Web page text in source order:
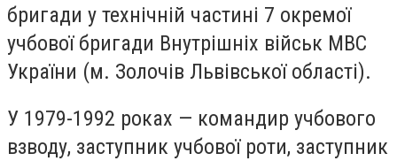
бригади у технічній частині 7 окремої
учбової бригади Внутрішніх військ МВС
України (м. Золочів Львівської області).
У 1979-1992 роках — командир учбового
взводу, заступник учбової роти, заступник